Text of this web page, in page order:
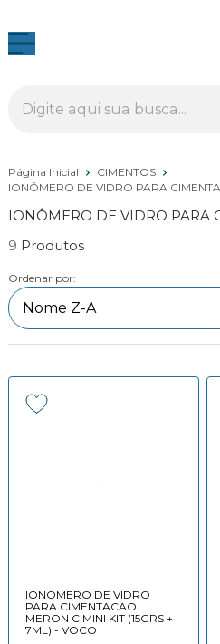
Página Inicial
CIMENTOS
IONÔMERO DE VIDRO PARA
IONÔMERO DE VIDRO PARA
9
Ordenar por:
IONOMERO DE VIDRO
PARA CIMENTACAO
MERON C MINI KIT (15GRS +
7ML) - VOCO